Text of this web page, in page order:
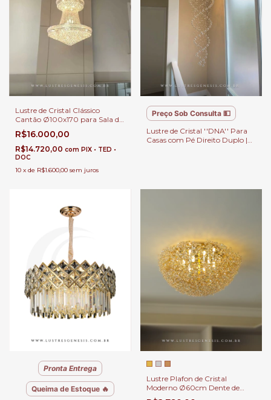
Lustre de Cristal Clássico
Cantão Ø100x170 para Sala de
Jantar, Sala de Estar, Escadas,
Pé Direito Duplo e Alto.
R$16.000,00
R$14.720,00 com PIX • TED •
DOC
10 x de R$1.600,00 sem juros
Preço Sob Consulta 💵
Lustre de Cristal ''DNA'' Para
Casas com Pé Direito Duplo |
Pronta Entrega
Queima de Estoque 🔥
Lustre Plafon de Cristal
Moderno Ø60cm Dente de
Leão Para Quartos, Closet, Sala